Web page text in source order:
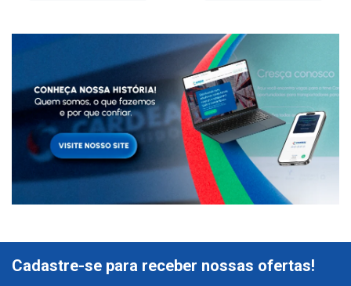
Cadastre-se para receber nossas ofertas!